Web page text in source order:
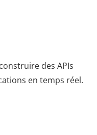
des APIs
en temps réel.